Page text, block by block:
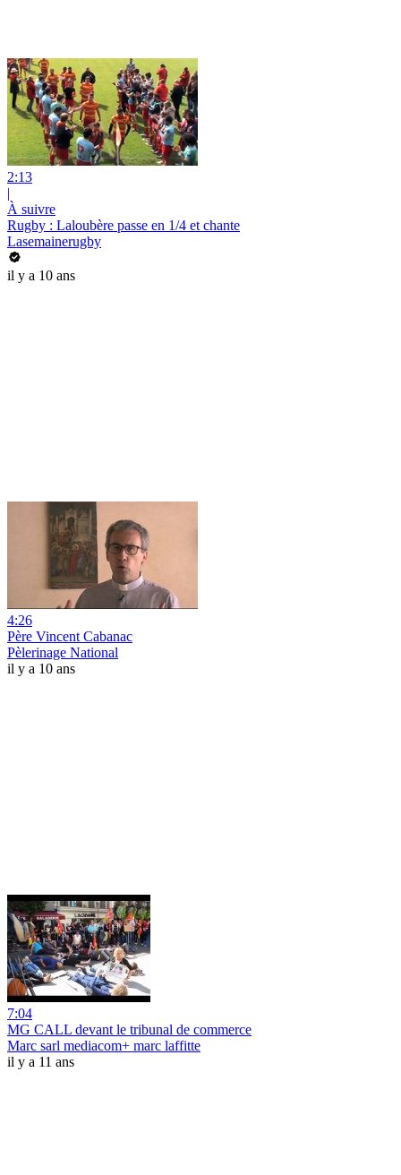
2:13
|
À suivre
Rugby : Laloubère passe en 1/4 et chante
Lasemainerugby
il y a 10 ans
4:26
Père Vincent Cabanac
Pèlerinage National
il y a 10 ans
7:04
MG CALL devant le tribunal de commerce
Marc sarl mediacom+ marc laffitte
il y a 11 ans